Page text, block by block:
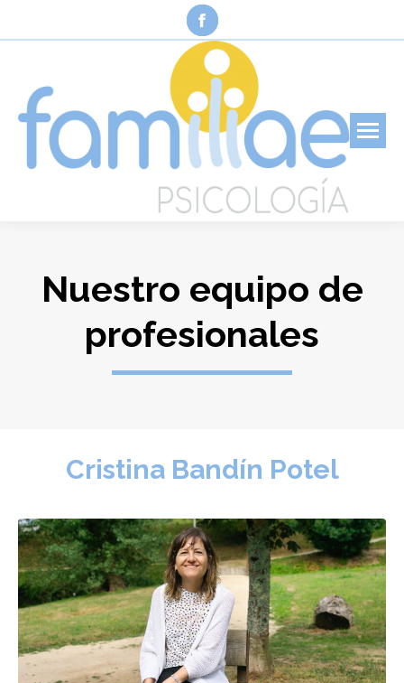
Facebook
page
opens
in
new
Nuestro equipo de
profesionales
Cristina Bandín Potel